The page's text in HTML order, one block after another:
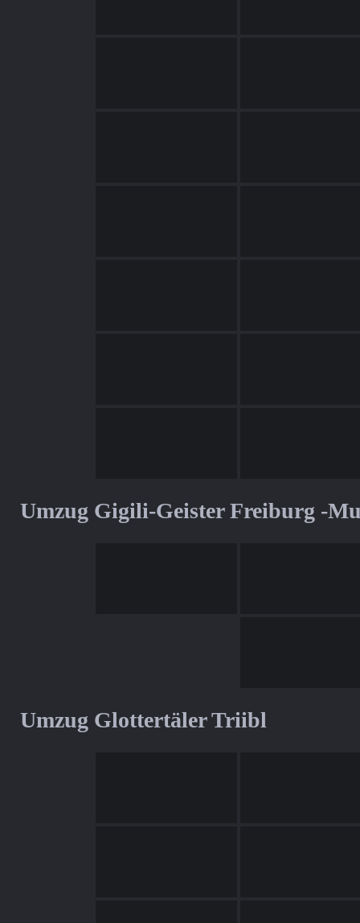
Umzug Gigili-Geister Freiburg -
Umzug Glottertäler Triibl